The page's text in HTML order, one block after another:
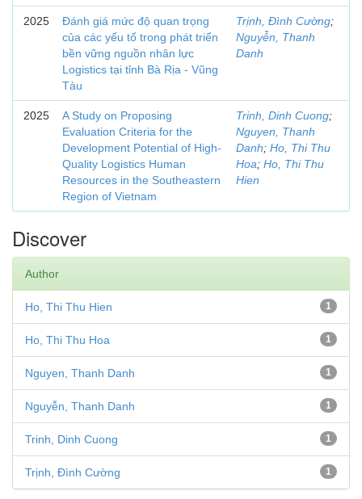
2025
Đánh giá mức độ quan trọng
của các yếu tố trong phát triển
bền vững nguồn nhân lực
Logistics tại tỉnh Bà Rịa - Vũng
Tàu
Trịnh, Đình Cường;
Nguyễn, Thanh
Danh
2025
A Study on Proposing
Evaluation Criteria for the
Development Potential of High-
Quality Logistics Human
Resources in the Southeastern
Region of Vietnam
Trinh, Dinh Cuong;
Nguyen, Thanh
Danh; Ho, Thi Thu
Hoa; Ho, Thi Thu
Hien
Discover
Author
1
Ho, Thi Thu Hien
1
Ho, Thi Thu Hoa
1
Nguyen, Thanh Danh
1
Nguyễn, Thanh Danh
1
Trinh, Dinh Cuong
1
Trịnh, Đình Cường